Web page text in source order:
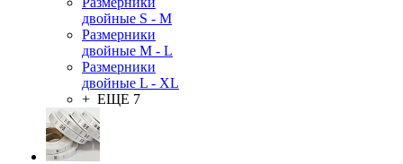
двойные S - M
Размерники
двойные M - L
Размерники
двойные L - XL
+ ЕЩЕ 7